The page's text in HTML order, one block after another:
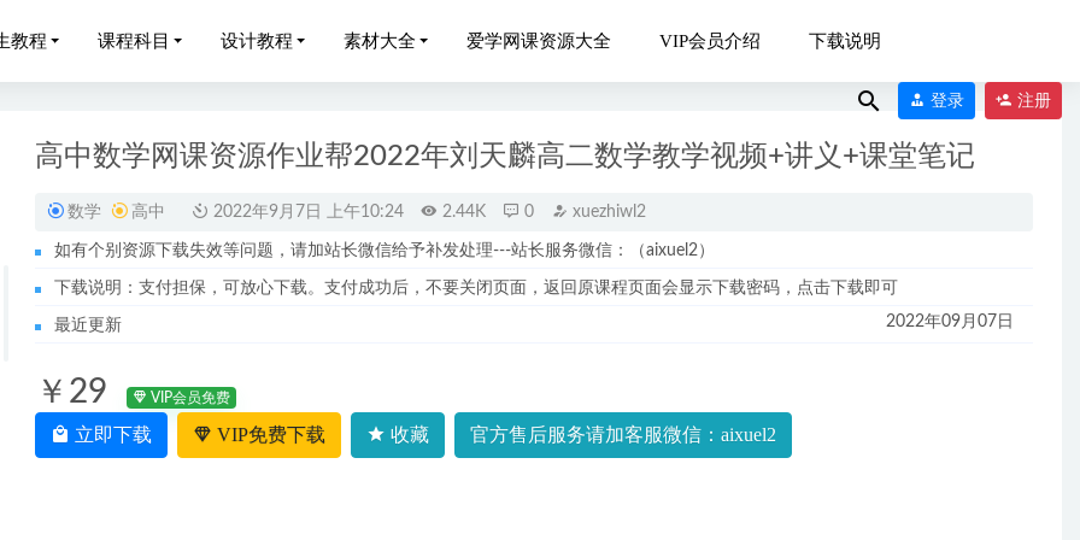
教程 课程科目 设计教程 素材大全 爱学网课资源大全 VIP会员介绍 下载说明
登录 注册
高中数学网课资源作业帮2022年刘天麟高二数学教学视频+讲义+课堂笔记
数学 高中 2022年9月7日 上午10:24 2.44K 0 xuezhiwl2
如有个别资源下载失效等问题，请加站长微信给予补发处理---站长服务微信：（aixuel2）
下载说明：支付担保，可放心下载。支付成功后，不要关闭页面，返回原课程页面会显示下载密码，点击下载即可
最近更新 2022年09月07日
￥29 VIP会员免费
立即下载 VIP免费下载 收藏 官方售后服务请加客服微信：aixuel2
高三历史一二三轮复习全年班网课教程 2024-08-29
眼识破渣男 2023-03-24
刘莹莹高三历史一二三轮复习全年班
罗11节气血双补美颜课 2023-06-03